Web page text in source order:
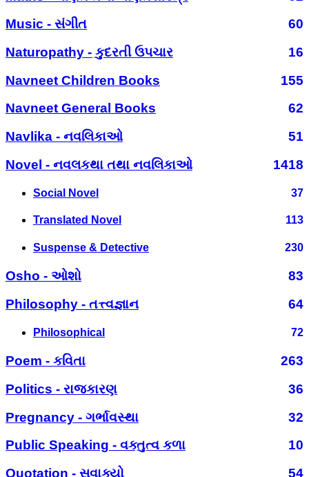
Music - સંગીત
60
Naturopathy - કુદરતી ઉપચાર
16
Navneet Children Books
155
Navneet General Books
62
Navlika - નવલિકાઓ
51
Novel - નવલકથા તથા નવલિકાઓ
1418
Social Novel 37
Translated Novel 113
Suspense & Detective 230
Osho - ઓશો
83
Philosophy - તત્ત્વજ્ઞાન
64
Philosophical 72
Poem - કવિતા
263
Politics - રાજકારણ
36
Pregnancy - ગર્ભાવસ્થા
32
Public Speaking - વક્તુત્વ કળા
10
Quotation - સુવાક્યો
54